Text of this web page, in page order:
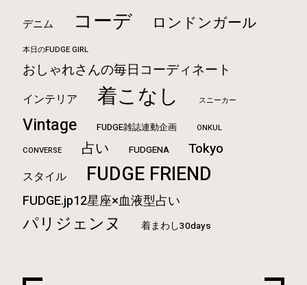
デニム コーデ ロンドンガール
本日のFUDGE GIRL
おしゃれさんの毎日コーディネート
インテリア 着こなし スニーカー
Vintage FUDGE雑誌連動企画
ONKUL
CONVERSE
占い FUDGENA Tokyo
スタイル FUDGE FRIEND
FUDGE.jp12星座×血液型占い
パリジェンヌ 着まわし30days